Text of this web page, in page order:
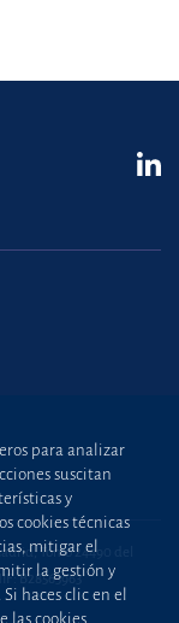
Tomo 24490 del
B28563963
para analizar
suscitan
y
cookies técnicas
mitigar el
la gestión y
haces clic en el
las cookies